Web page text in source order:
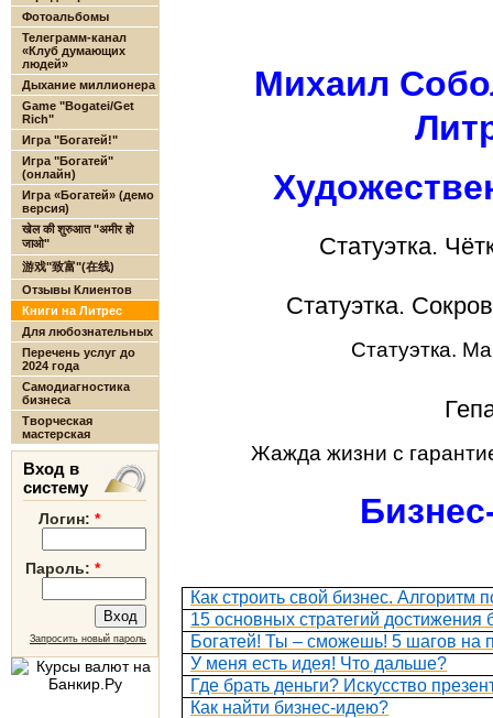
Фотоальбомы
Телеграмм-канал
«Клуб думающих
людей»
Дыхание миллионера
Game "Bogatei/Get
Rich"
Игра "Богатей!"
Игра "Богатей"
(онлайн)
Игра «Богатей» (демо
версия)
खेल की शुरुआत "अमीर हो
जाओ"
游戏"致富"(在线)
Отзывы Клиентов
Книги на Литрес
Для любознательных
Перечень услуг до
2024 года
Самодиагностика
бизнеса
Творческая
мастерская
Вход в
систему
Логин: *
Пароль: *
Запросить новый пароль
Михаил
Статуэтка.
Статуэтка.
Статуэтка.
Жажда жизни с
Как строить свой бизнес. Алгоритм
15 основных стратегий достижения
Богатей! Ты – сможешь! 5 шагов на
У меня есть идея! Что дальше?
Где брать деньги? Искусство
Как найти бизнес-идею?